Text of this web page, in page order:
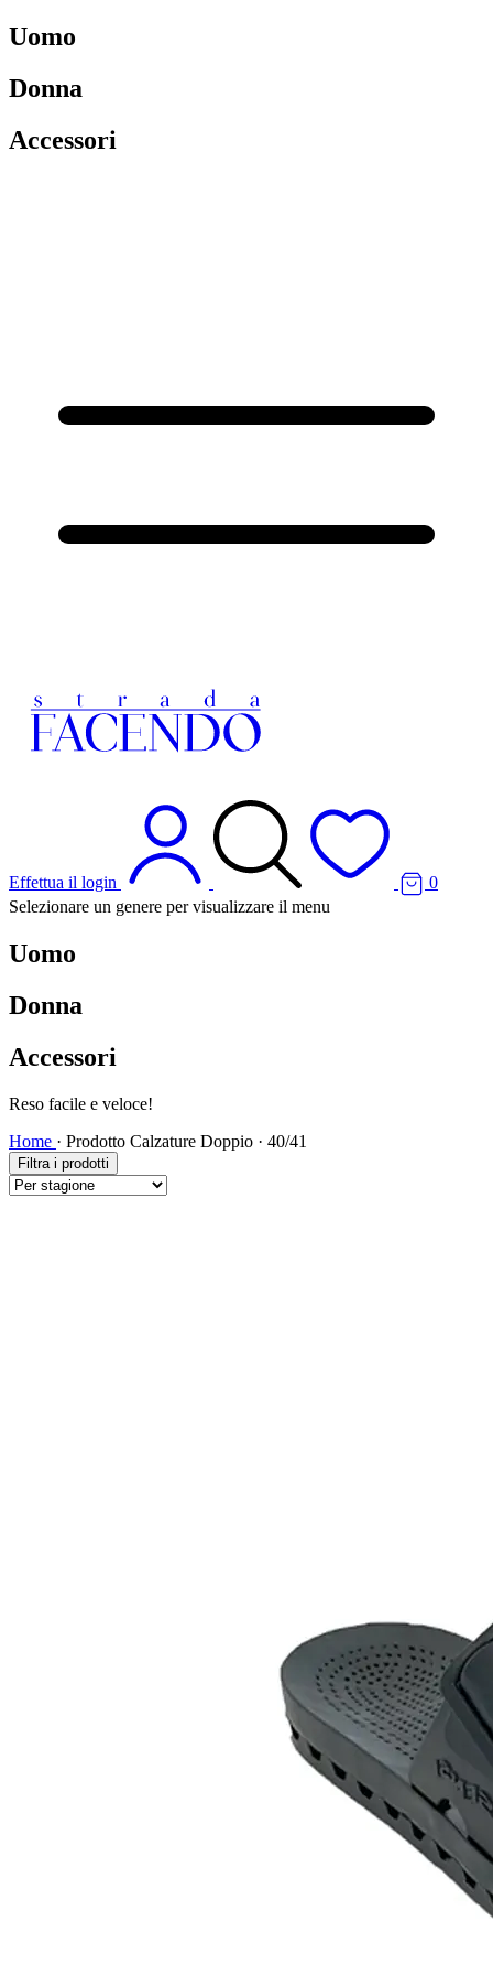
Uomo
Donna
Accessori
Effettua il login
0
Selezionare un genere per visualizzare il menu
Uomo
Donna
Accessori
Spedizione veloce!
Home · Prodotto Calzature Doppio · 40/41
Filtra i prodotti